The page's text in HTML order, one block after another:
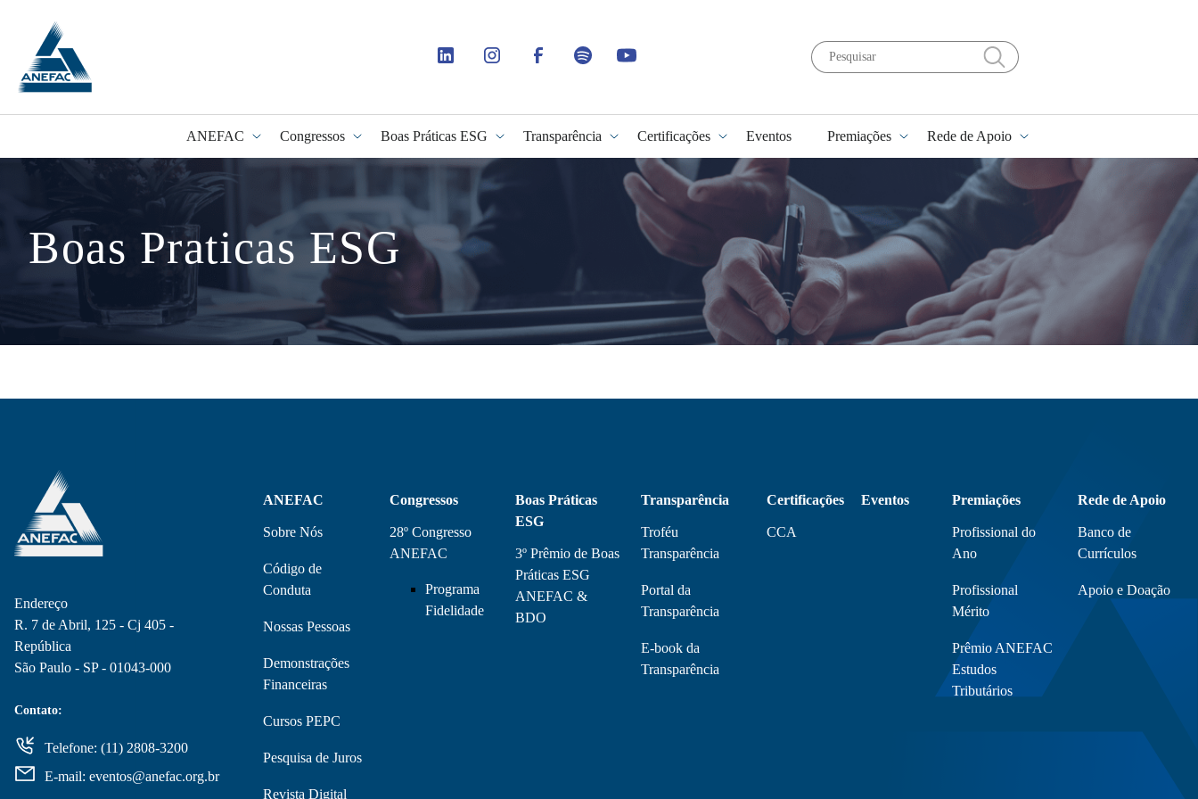
ANEFAC Congressos Boas Práticas ESG Transparência Certificações Eventos Premiações Rede de Apoio
Boas Praticas ESG
Endereço
R. 7 de Abril, 125 - Cj 405 -
República
São Paulo - SP - 01043-000
Contato:
Telefone: (11) 2808-3200
E-mail: eventos@anefac.org.br
ANEFAC
Sobre Nós
Código de
Conduta
Nossas Pessoas
Demonstrações
Financeiras
Cursos PEPC
Pesquisa de Juros
Revista Digital
Congressos
28º Congresso
ANEFAC
Programa
Fidelidade
Boas Práticas
ESG
3º Prêmio de Boas
Práticas ESG
ANEFAC &
BDO
Transparência
Troféu
Transparência
Portal da
Transparência
E-book da
Transparência
Certificações
CCA
Eventos Premiações
Profissional do
Ano
Profissional
Mérito
Prêmio ANEFAC
Estudos
Tributários
Rede de Apoio
Banco de
Currículos
Apoio e Doação